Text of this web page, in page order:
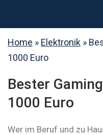
Home » Elektronik »
1000 Euro
Bester
1000 Euro
Wer im Beruf und zu